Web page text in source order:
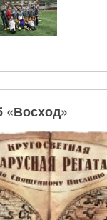
«Восход»